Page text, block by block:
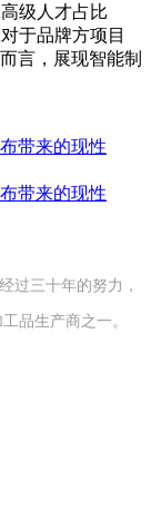
级人才占比
于品牌方项目
言，展现智能制
带来的现性
带来的现性
过三十年的努力，
品生产商之一。